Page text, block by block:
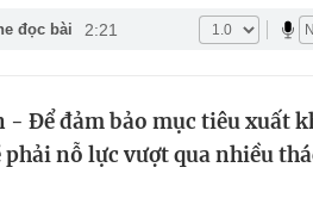
Làm đẹp
đọc bài 2:21
- Để đảm bảo mục tiêu xuất
phải nỗ lực vượt qua nhiều